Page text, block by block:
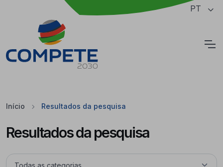
Saltar para o conteúdo principal da página PT
Início Resultados da pesquisa
Resultados da pesquisa